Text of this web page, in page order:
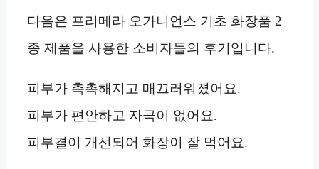
다음은 프리메라 오가니언스 기초 화장품 2
종 제품을 사용한 소비자들의 후기입니다.
피부가 촉촉해지고 매끄러워졌어요.
피부가 편안하고 자극이 없어요.
피부결이 개선되어 화장이 잘 먹어요.